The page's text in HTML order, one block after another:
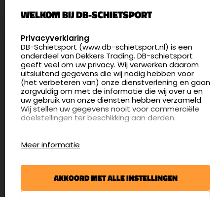
5411 LX Zeeland
4.8
175 beoordelingen
info@db-schietsport.nl
Openingstijden
Dinsdag en donderdag: 13:00 - 17:00 én 18:00 - 21:00
uur
Afspraak maken
Nieuwsbrief
€5,- kortingsbon voor uw volgende bestelling.
WELKOM BIJ DB-SCHIETSPORT
SELECT LANGUAGE
Privacyverklaring
DB-Schietsport (www.db-schietsport.nl) is een
onderdeel van Dekkers Trading. DB-schietsport
geeft veel om uw privacy. Wij verwerken daarom
uitsluitend gegevens die wij nodig hebben voor
(het verbeteren van) onze dienstverlening en gaan
zorgvuldig om met de informatie die wij over u en
uw gebruik van onze diensten hebben verzameld.
Wij stellen uw gegevens nooit voor commerciële
doelstellingen ter beschikking aan derden.
website gebruiken en hoe effectief de Adwords-
advertenties van Dekkers trading bij Google
Meer informatie
AKKOORD MET ALLE INSTELLINGEN